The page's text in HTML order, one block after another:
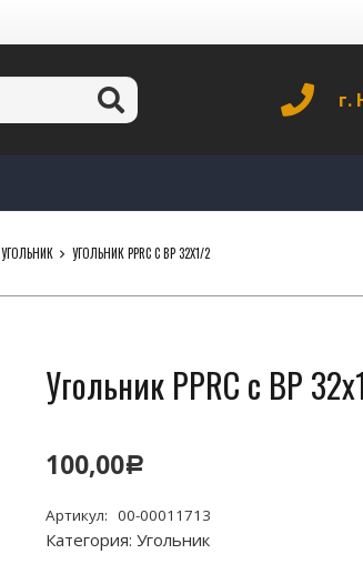
г.
УГОЛЬНИК УГОЛЬНИК PPRC С ВР 32Х1/2
Угольник PPRC с ВР
100,00Р
Артикул: 00-00011713
Категория: Угольник